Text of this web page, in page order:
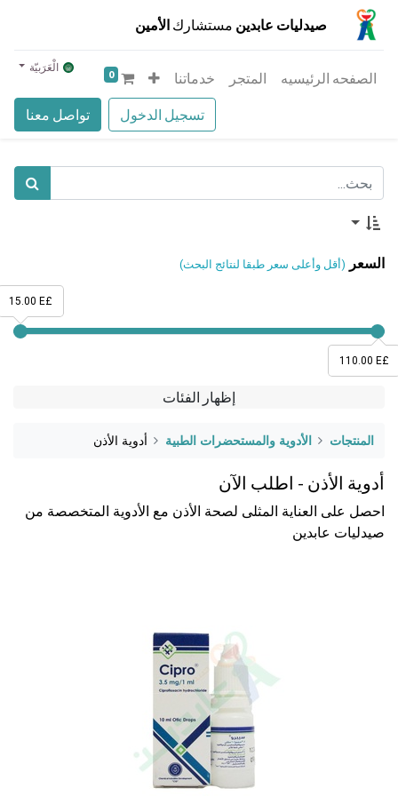
صيدليات عابدين مستشارك الأمين
تسجيل الدخول تواصل معنا
الصفحه الرئيسيه المتجر خدماتنا 0 الْعَرَبيّة
إظهار الفئات
السعر (أقل وأعلى سعر طبقا لنتائج البحث)
110.00 E£
15.00 E£
المنتجات الأدوية والمستحضرات الطبية أدوية الأذن
أدوية الأذن - اطلب الآن
احصل على العناية المثلى لصحة الأذن مع الأدوية المتخصصة من
صيدليات عابدين